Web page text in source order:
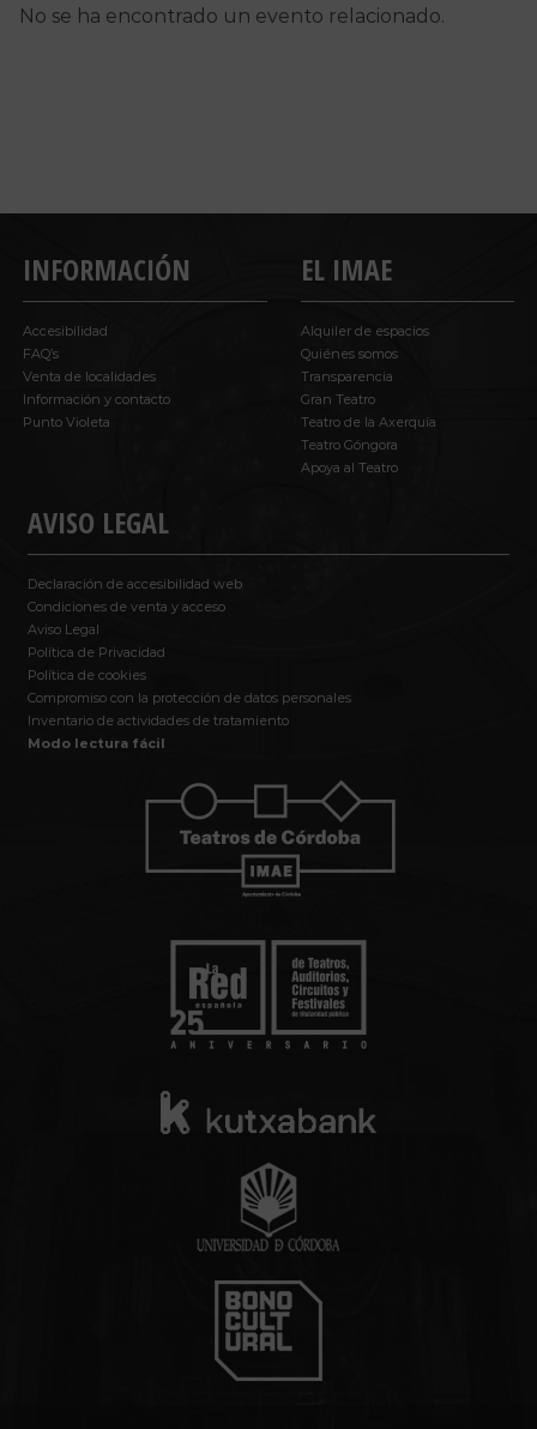
No se ha encontrado un evento relacionado.
INFORMACIÓN
Accesibilidad
FAQ’s
Venta de localidades
Información y contacto
Punto Violeta
AVISO LEGAL
Declaración de accesibilidad web
Condiciones de venta y acceso
Aviso Legal
Política de Privacidad
Política de cookies
Compromiso con la protección de datos personales
Inventario de actividades de tratamiento
Modo lectura fácil
EL IMAE
Alquiler de espacios
Quiénes somos
Transparencia
Gran Teatro
Teatro de la Axerquía
Teatro Góngora
Apoya al Teatro